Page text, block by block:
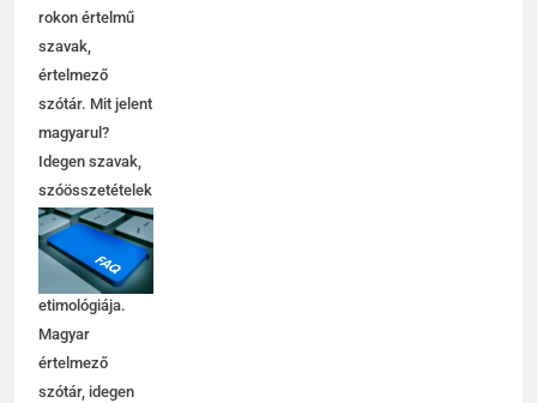
rokon értelmű
szavak,
értelmező
szótár. Mit jelent
magyarul?
Idegen szavak,
szóösszetételek
jelentése,
magyarázata,
használata,
etimológiája.
Magyar
értelmező
szótár, idegen
5
6
7